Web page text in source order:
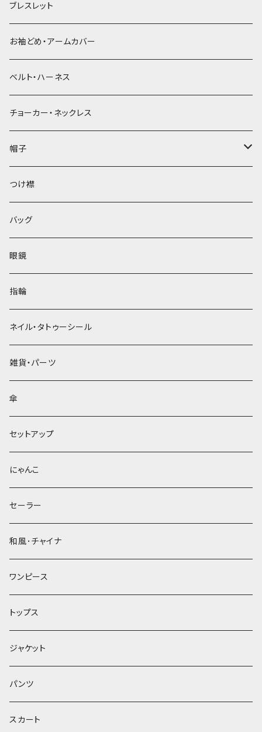
ブレスレット
お袖どめ・アームカバー
ベルト・ハーネス
チョーカー・ネックレス
帽子
ベレー帽
つけ襟
バッグ
眼鏡
指輪
ネイル・タトゥーシール
雑貨・パーツ
傘
セットアップ
にゃんこ
セーラー
和風･チャイナ
ワンピース
トップス
ジャケット
パンツ
スカート